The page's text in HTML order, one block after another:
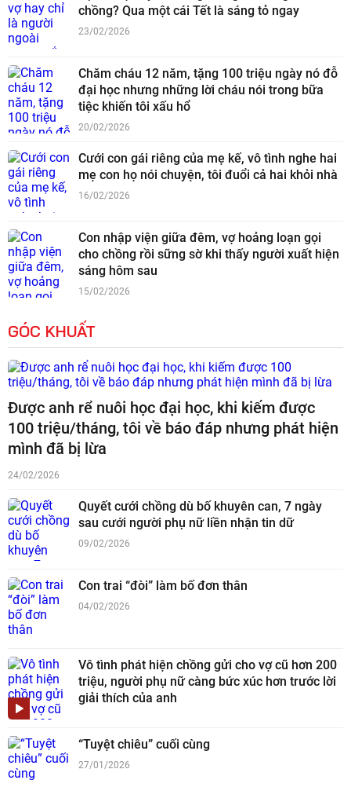
chồng? Qua một cái Tết là sáng tỏ ngay
23/02/2026
Chăm cháu 12 năm, tặng 100 triệu ngày nó đỗ
đại học nhưng những lời cháu nói trong bữa
tiệc khiến tôi xấu hổ
20/02/2026
Cưới con gái riêng của mẹ kế, vô tình nghe hai
mẹ con họ nói chuyện, tôi đuổi cả hai khỏi nhà
16/02/2026
Con nhập viện giữa đêm, vợ hoảng loạn gọi
cho chồng rồi sững sờ khi thấy người xuất hiện
sáng hôm sau
15/02/2026
GÓC KHUẤT
Được anh rể nuôi học đại học, khi kiếm được
100 triệu/tháng, tôi về báo đáp nhưng phát hiện
mình đã bị lừa
24/02/2026
Quyết cưới chồng dù bố khuyên can, 7 ngày
sau cưới người phụ nữ liền nhận tin dữ
09/02/2026
Con trai “đòi” làm bố đơn thân
04/02/2026
Vô tình phát hiện chồng gửi cho vợ cũ hơn 200
triệu, người phụ nữ càng bức xúc hơn trước lời
giải thích của anh
“Tuyệt chiêu” cuối cùng
27/01/2026